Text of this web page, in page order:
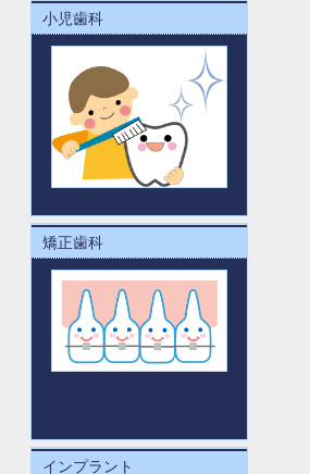
小児歯科
矯正歯科
インプラント